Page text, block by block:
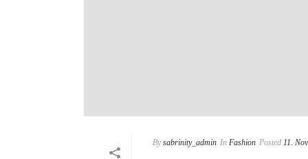
By sabrinity_admin In Fashion Posted 11.